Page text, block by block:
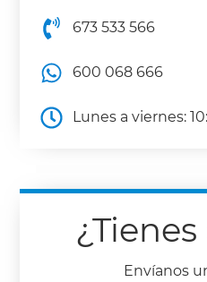
673 533 566
600 068 666
Lunes a viernes:
Envíanos